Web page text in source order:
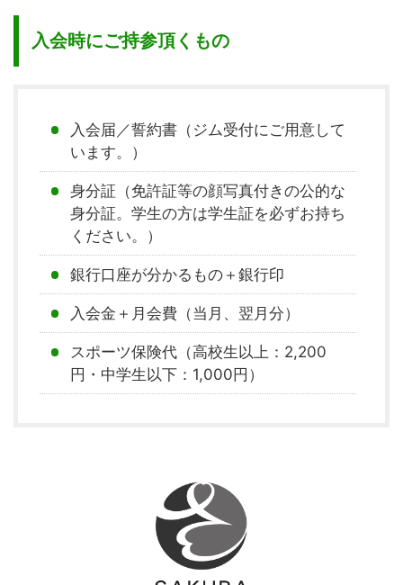
入会時にご持参頂くもの
入会届／誓約書（ジム受付にご用意して
います。）
身分証（免許証等の顔写真付きの公的な
身分証。学生の方は学生証を必ずお持ち
ください。）
銀行口座が分かるもの＋銀行印
入会金＋月会費（当月、翌月分）
スポーツ保険代（高校生以上：2,200
円・中学生以下：1,000円）